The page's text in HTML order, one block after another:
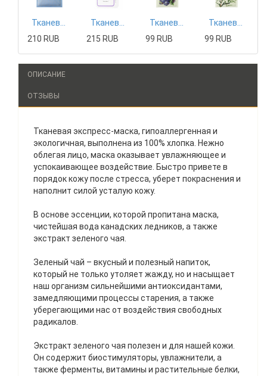
210 RUB
215 RUB
99 RUB
99 RUB
ОПИСАНИЕ
ОТЗЫВЫ
Тканевая экспресс-маска, гипоаллергенная и
экологичная, выполнена из 100% хлопка. Нежно
облегая лицо, маска оказывает увлажняющее и
успокаивающее воздействие. Быстро привете в
порядок кожу после стресса, уберет покраснения и
наполнит силой усталую кожу.
В основе эссенции, которой пропитана маска,
чистейшая вода канадских ледников, а также
экстракт зеленого чая.
Зеленый чай – вкусный и полезный напиток,
который не только утоляет жажду, но и насыщает
наш организм сильнейшими антиоксидантами,
замедляющими процессы старения, а также
уберегающими нас от воздействия свободных
радикалов.
Экстракт зеленого чая полезен и для нашей кожи.
Он содержит биостимуляторы, увлажнители, а
также ферменты, витамины и растительные белки,